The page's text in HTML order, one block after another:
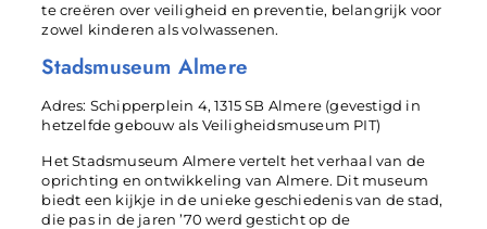
te creëren over veiligheid en preventie, belangrijk voor
zowel kinderen als volwassenen.
Stadsmuseum Almere
Adres: Schipperplein 4, 1315 SB Almere (gevestigd in
hetzelfde gebouw als Veiligheidsmuseum PIT)
Het Stadsmuseum Almere vertelt het verhaal van de
oprichting en ontwikkeling van Almere. Dit museum
biedt een kijkje in de unieke geschiedenis van de stad,
die pas in de jaren ’70 werd gesticht op de